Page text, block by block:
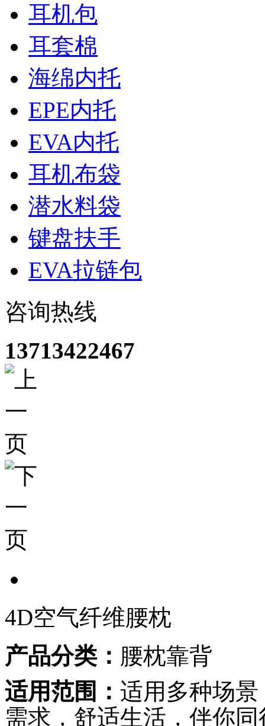
耳机包
耳套棉
海绵内托
EPE内托
EVA内托
耳机布袋
潜水料袋
键盘扶手
EVA拉链包
咨询热线
13713422467
4D空气纤维腰枕
产品分类： 腰枕靠背
适用范围： 适用多种场
需求，舒适生活，伴你同